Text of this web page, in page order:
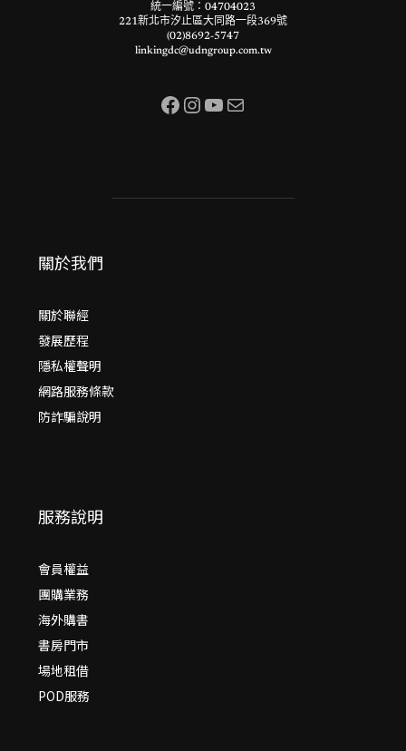
統一編號：04704023
221新北市汐止區大同路一段369號
(02)8692-5747
linkingdc@udngroup.com.tw
Facebook InstagramYouTube 電子郵件
關於我們
關於聯經
發展歷程
隱私權聲明
網路服務條款
防詐騙說明
服務說明
會員權益
團購業務
海外購書
書房門市
場地租借
POD服務